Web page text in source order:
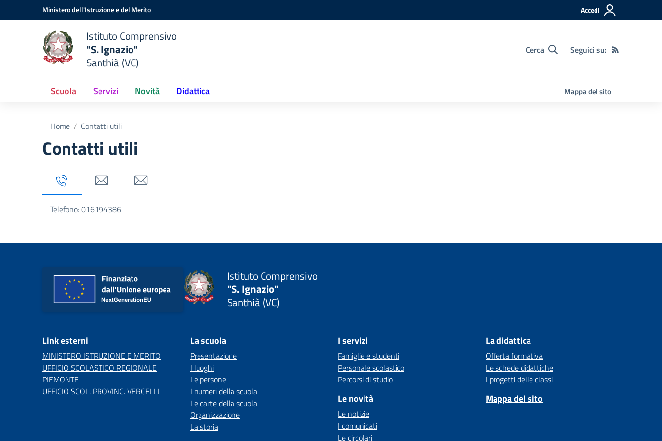
Vai ai contenuti
Vai al menu di navigazioneMinistero dell'Istruzione e del Merito Accedi
Istituto Comprensivo
"S. Ignazio"
Santhià (VC)
Cerca Seguici su:
Scuola Servizi Novità Didattica Mappa del sito
Home Contatti utili
Contatti utili
Tab titolo 1Tab titolo 3Tab titolo 4
Telefono: 016194386
Istituto Comprensivo
"S. Ignazio"
Santhià (VC)
Link esterni
MINISTERO ISTRUZIONE E MERITO
UFFICIO SCOLASTICO REGIONALE
PIEMONTE
UFFICIO SCOL. PROVINC. VERCELLI
La scuola
Presentazione
I luoghi
Le persone
I numeri della scuola
Le carte della scuola
Organizzazione
La storia
I servizi
Famiglie e studenti
Personale scolastico
Percorsi di studio
Le novità
Le notizie
I comunicati
Le circolari
La didattica
Offerta formativa
Le schede didattiche
I progetti delle classi
Mappa del sito